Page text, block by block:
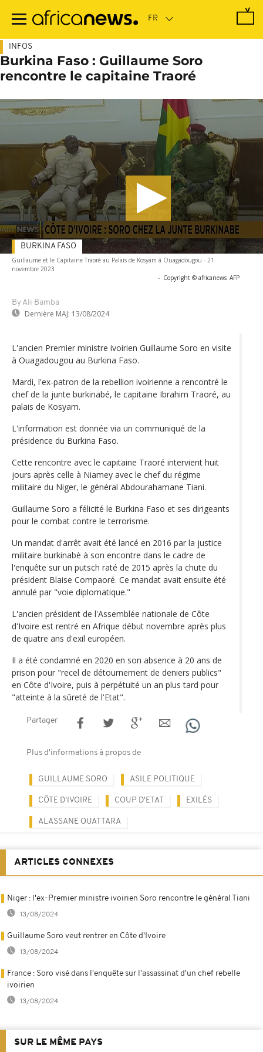
contenu
INFOS
Burkina Faso : Guillaume Soro
rencontre le capitaine Traoré
Guillaume et le Capitaine Traoré au Palais de Kosyam à Ouagadougou - 21
novembre 2023
- Copyright © africanews AFP
By Ali Bamba
Dernière MAJ: 13/08/2024
BURKINA FASO
L'ancien Premier ministre ivoirien Guillaume Soro en visite
à Ouagadougou au Burkina Faso.
Mardi, l'ex-patron de la rebellion ivoirienne a rencontré le
chef de la junte burkinabé, le capitaine Ibrahim Traoré, au
palais de Kosyam.
L'information est donnée via un communiqué de la
présidence du Burkina Faso.
Cette rencontre avec le capitaine Traoré intervient huit
jours après celle à Niamey avec le chef du régime
militaire du Niger, le général Abdourahamane Tiani.
Guillaume Soro a félicité le Burkina Faso et ses dirigeants
pour le combat contre le terrorisme.
Un mandat d'arrêt avait été lancé en 2016 par la justice
militaire burkinabè à son encontre dans le cadre de
l'enquête sur un putsch raté de 2015 après la chute du
président Blaise Compaoré. Ce mandat avait ensuite été
annulé par "voie diplomatique."
L'ancien président de l'Assemblée nationale de Côte
d'Ivoire est rentré en Afrique début novembre après plus
de quatre ans d'exil européen.
Il a été condamné en 2020 en son absence à 20 ans de
prison pour "recel de détournement de deniers publics"
en Côte d'Ivoire, puis à perpétuité un an plus tard pour
"atteinte à la sûreté de l'Etat".
Partager
Plus d'informations à propos de
GUILLAUME SORO ASILE POLITIQUE
CÔTE D'IVOIRE COUP D'ETAT EXILÉS
ALASSANE OUATTARA
ARTICLES CONNEXES
Niger : l'ex-Premier ministre ivoirien Soro rencontre le général Tiani
13/08/2024
Guillaume Soro veut rentrer en Côte d'Ivoire
13/08/2024
France : Soro visé dans l'enquête sur l'assassinat d'un chef rebelle
ivoirien
13/08/2024
SUR LE MÊME PAYS